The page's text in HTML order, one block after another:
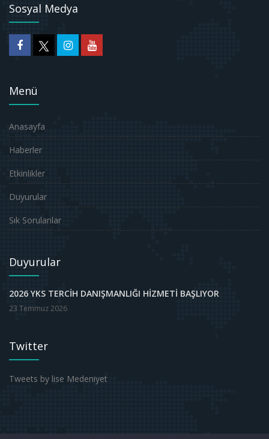
Sosyal Medya
Menü
Anasayfa
Haberler
Etkinlikler
Duyurular
Sık Sorulanlar
Duyurular
2026 YKS TERCİH DANIŞMANLIĞI HİZMETİ BAŞLIYOR
23 Temmuz 2026
Twitter
Tweets by lise Medeniyet